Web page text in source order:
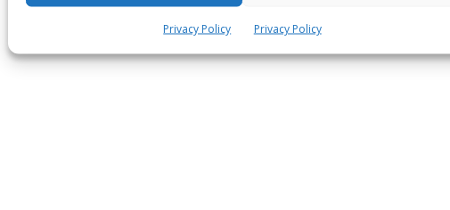
Privacy Policy Privacy Policy